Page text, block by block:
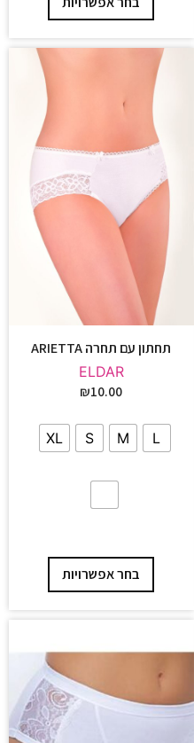
תחתון עם תחרה ARIETTA
ELDAR
₪10.00
L
M
S
XL
בחר אפשרויות